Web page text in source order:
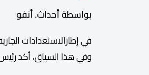
بواسطة أحداث. أنفو
في إطارالاستعدادات
وفي هذا السياق، أكد رئيس